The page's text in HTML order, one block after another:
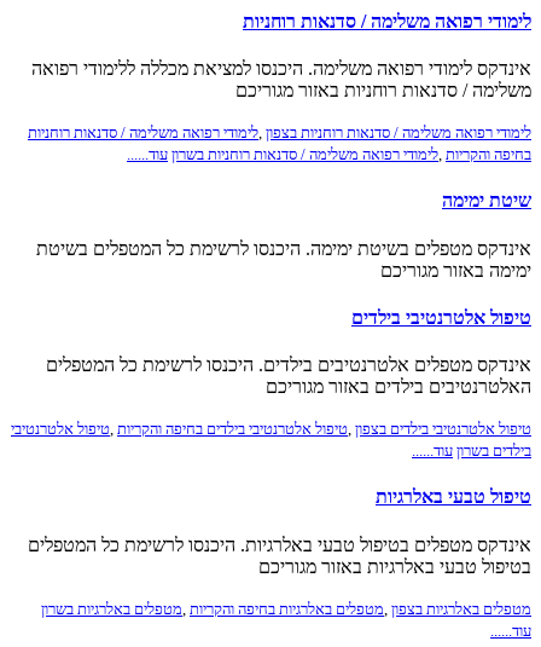
לימודי רפואה משלימה / סדנאות רוחניות
אינדקס לימודי רפואה משלימה. היכנסו למציאת מכללה ללימודי רפואה
משלימה / סדנאות רוחניות באזור מגוריכם
לימודי רפואה משלימה / סדנאות רוחניות בצפון ,לימודי רפואה משלימה / סדנאות רוחניות
בחיפה והקריות ,לימודי רפואה משלימה / סדנאות רוחניות בשרון עוד......
שיטת ימימה
אינדקס מטפלים בשיטת ימימה. היכנסו לרשימת כל המטפלים בשיטת
ימימה באזור מגוריכם
טיפול אלטרנטיבי בילדים
אינדקס מטפלים אלטרנטיבים בילדים. היכנסו לרשימת כל המטפלים
האלטרנטיבים בילדים באזור מגוריכם
טיפול אלטרנטיבי בילדים בצפון ,טיפול אלטרנטיבי בילדים בחיפה והקריות ,טיפול אלטרנטיבי
בילדים בשרון עוד......
טיפול טבעי באלרגיות
אינדקס מטפלים בטיפול טבעי באלרגיות. היכנסו לרשימת כל המטפלים
בטיפול טבעי באלרגיות באזור מגוריכם
מטפלים באלרגיות בצפון מטפלים באלרגיות בחיפה והקריות מטפלים באלרגיות בשרון
עוד......